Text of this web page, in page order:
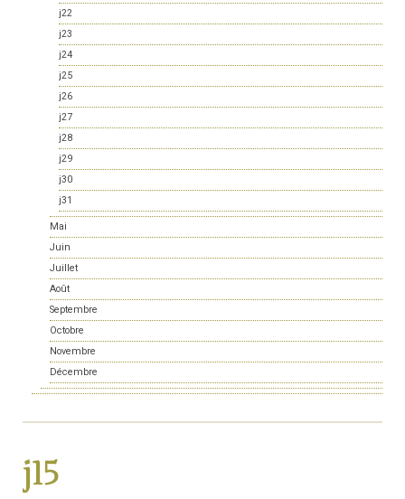
j22
j23
j24
j25
j26
j27
j28
j29
j30
j31
Mai
Juin
Juillet
Août
Septembre
Octobre
Novembre
Décembre
j15